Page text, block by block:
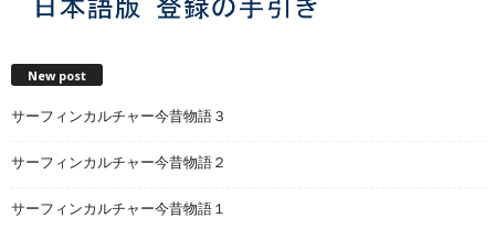
New post
サーフィンカルチャー今昔物語３
サーフィンカルチャー今昔物語２
サーフィンカルチャー今昔物語１